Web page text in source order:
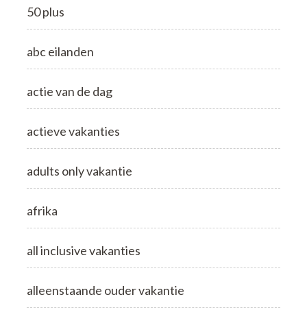
50 plus
abc eilanden
actie van de dag
actieve vakanties
adults only vakantie
afrika
all inclusive vakanties
alleenstaande ouder vakantie